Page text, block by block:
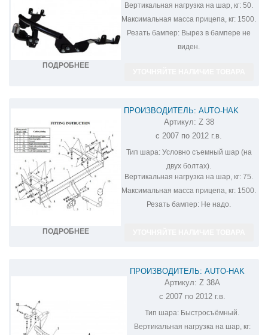
ПОДРОБНЕЕ
Вертикальная нагрузка на шар, кг: 50.
Максимальная масса прицепа, кг: 1500.
Резать бампер: Вырез в бампере не
виден.
ПОДРОБНЕЕ
ПРОИЗВОДИТЕЛЬ: AUTO-HAK
ФАРКОП НА MITSUBISHI OUTLANDER
Z 38
Артикул: Z 38
с 2007 по 2012 г.в.
Тип шара:Условно съемный шар (на
двух болтах).
Вертикальная нагрузка на шар, кг: 75.
Максимальная масса прицепа, кг: 1500.
Резать бампер: Не надо.
ПРОИЗВОДИТЕЛЬ: AUTO-HAK
ФАРКОП НА MITSUBISHI
OUTLANDER Z 38A
Артикул: Z 38A
с 2007 по 2012 г.в.
Тип шара: Быстросъёмный.
Вертикальная нагрузка на шар, кг: